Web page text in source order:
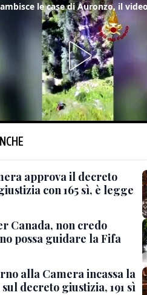
approva il decreto
con 165 sì, è legge
Canada, non credo
possa guidare la Fifa
alla Camera incassa la
decreto giustizia, 191 sì